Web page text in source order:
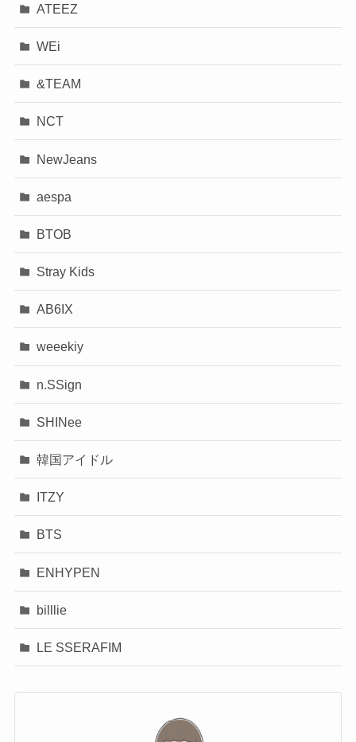
ATEEZ
WEi
&TEAM
NCT
NewJeans
aespa
BTOB
Stray Kids
AB6IX
weeekiy
n.SSign
SHINee
韓国アイドル
ITZY
BTS
ENHYPEN
billlie
LE SSERAFIM